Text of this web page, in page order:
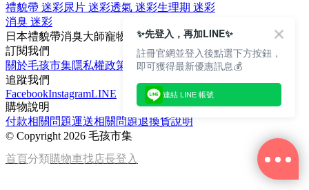
禮貌帶 迷彩尿片 迷彩透氣 迷彩生理期 迷彩
消臭 迷彩
日本禮貌帶消臭大師寵物
嬌聯
訂閱我們
關於毛孩市集隱私權政策
文章
追蹤我們
FacebookInstagramLINE
購物說明
付款相關問題運送相關問題退換貨說明
© Copyright 2026 毛孩市集
首頁分類購物車找店長登入
✨先登入，再加LINE✨
註冊官網並登入後點選下方按鈕，
即可獲得最新優惠訊息💰
連結 LINE 帳號